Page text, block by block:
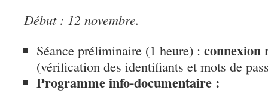
Début : 12 novembre.
Séance préliminaire (1 heure) : connexion
(vérification des identifiants et mots de
Programme info-documentaire :